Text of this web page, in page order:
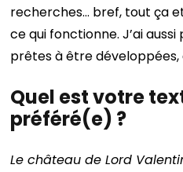
recherches… bref, tout ça
ce qui fonctionne. J’ai aussi
prêtes à être développées,
Quel est votre
préféré(e) ?
Le château de Lord